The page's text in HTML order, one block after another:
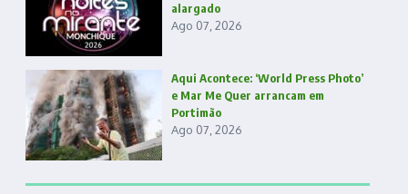
alargado
Ago 07, 2026
Aqui Acontece: ‘World Press Photo’
e Mar Me Quer arrancam em
Portimão
Ago 07, 2026